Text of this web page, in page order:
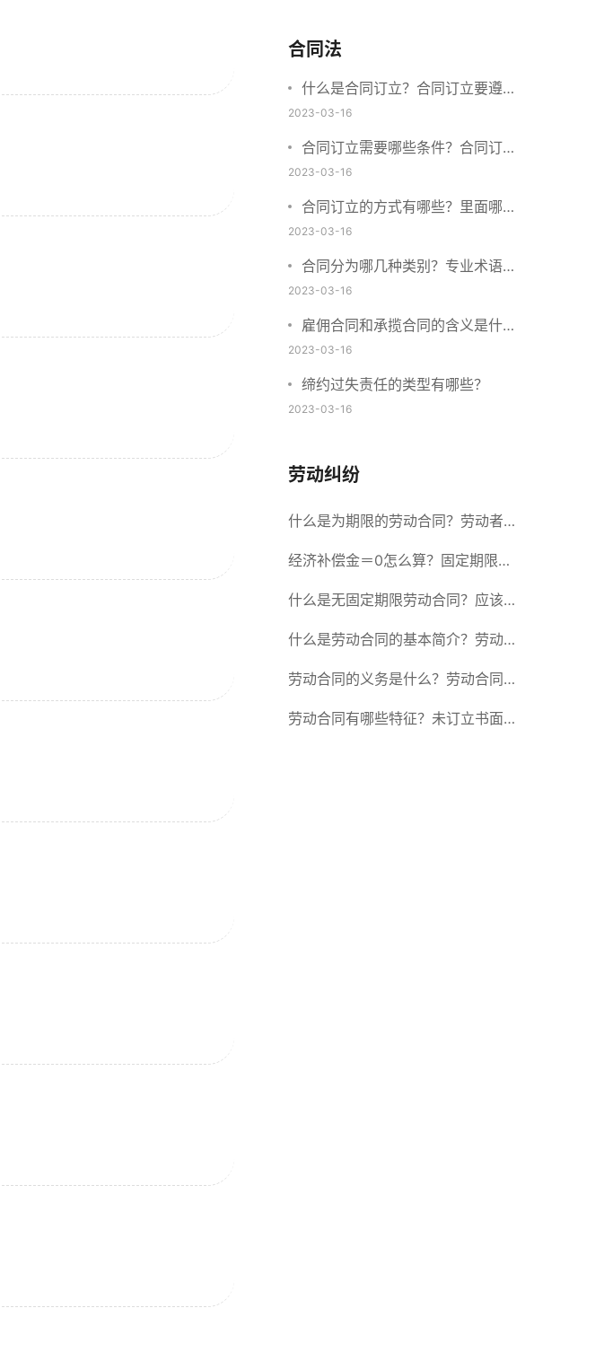
合同法
什么是合同订立？合同订立要遵守
什么原则？订立方式有哪些？
2023-03-16
合同订立需要哪些条件？合同订立
与合同成立有什么不同？
2023-03-16
合同订立的方式有哪些？里面哪些
内容、细节条款需要载明？
2023-03-16
合同分为哪几种类别？专业术语分
别是什么？
2023-03-16
雇佣合同和承揽合同的含义是什
么？怎么区分雇佣合同和承揽合
同？
2023-03-16
缔约过失责任的类型有哪些？
2023-03-16
劳动纠纷
什么是为期限的劳动合同？劳动者解
除合同的15种情形
经济补偿金＝0怎么算？固定期限劳
动合同又称什么？
什么是无固定期限劳动合同？应该怎
么解除或终止劳动合同？
什么是劳动合同的基本简介？劳动合
同的形式
劳动合同的义务是什么？劳动合同应
具备哪些条款？
劳动合同有哪些特征？未订立书面劳